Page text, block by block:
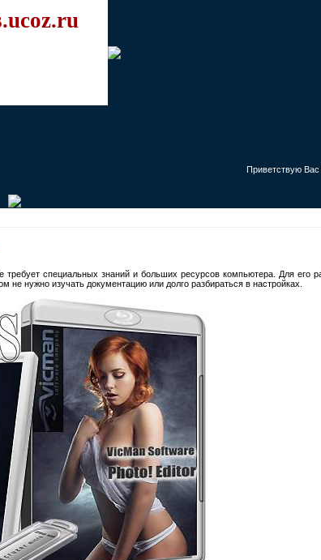
Приветствую Вас
специальных знаний и больших ресурсов компьютера. Для его
нужно изучать документацию или долго разбираться в настройках.